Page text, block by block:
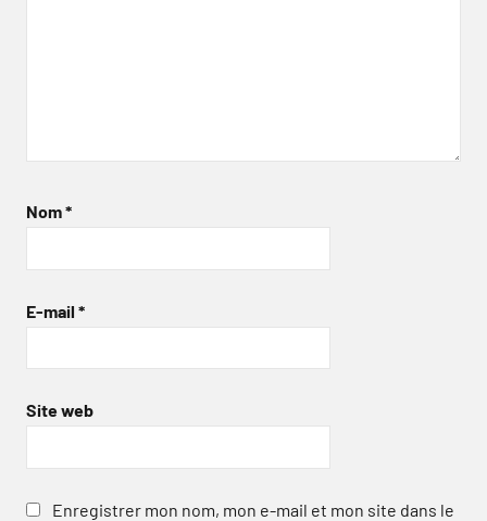
Nom*
E-mail *
Site web
Enregistrer mon nom, mon e-mail et mon site dans le